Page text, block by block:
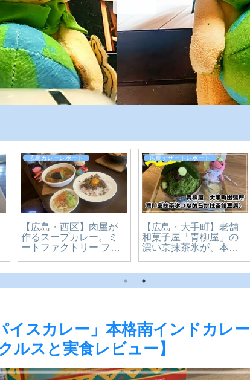
広島カレーレポート
【広島・西区】肉屋が
作るスープカレー。ミ
ートファクトリー フォ
広島デザートレポート
【広島・大手町】老舗
和菓子屋「青柳屋」の
濃い京抹茶氷が、本気
食【かえるのピクルス
と実食レビュー】
スカレー」本格南インドカレー
ルスと実食レビュー】